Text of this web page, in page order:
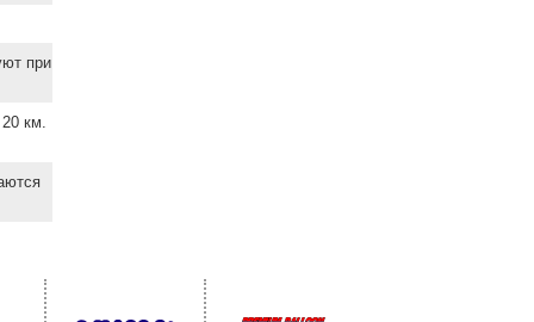
при
км.